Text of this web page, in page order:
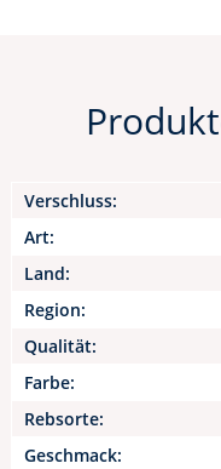
Verschluss:
Art:
Land:
Region:
Qualität:
Farbe:
Rebsorte:
Geschmack: